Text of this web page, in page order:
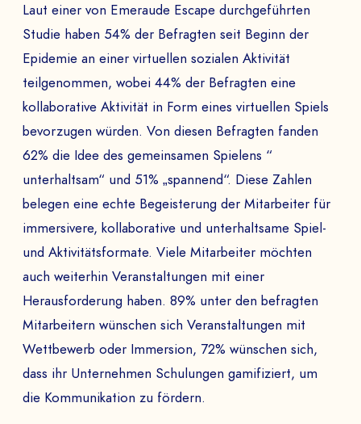
Laut einer von Emeraude Escape durchgeführten
Studie haben 54% der Befragten seit Beginn der
Epidemie an einer virtuellen sozialen Aktivität
teilgenommen, wobei 44% der Befragten eine
kollaborative Aktivität in Form eines virtuellen Spiels
bevorzugen würden. Von diesen Befragten fanden
62% die Idee des gemeinsamen Spielens “
unterhaltsam“ und 51% „spannend“. Diese Zahlen
belegen eine echte Begeisterung der Mitarbeiter für
immersivere, kollaborative und unterhaltsame Spiel-
und Aktivitätsformate. Viele Mitarbeiter möchten
auch weiterhin Veranstaltungen mit einer
Herausforderung haben. 89% unter den befragten
Mitarbeitern wünschen sich Veranstaltungen mit
Wettbewerb oder Immersion, 72% wünschen sich,
dass ihr Unternehmen Schulungen gamifiziert, um
die Kommunikation zu fördern.
Demo programmieren
PAYS
Der
an
ABSCHICKEN